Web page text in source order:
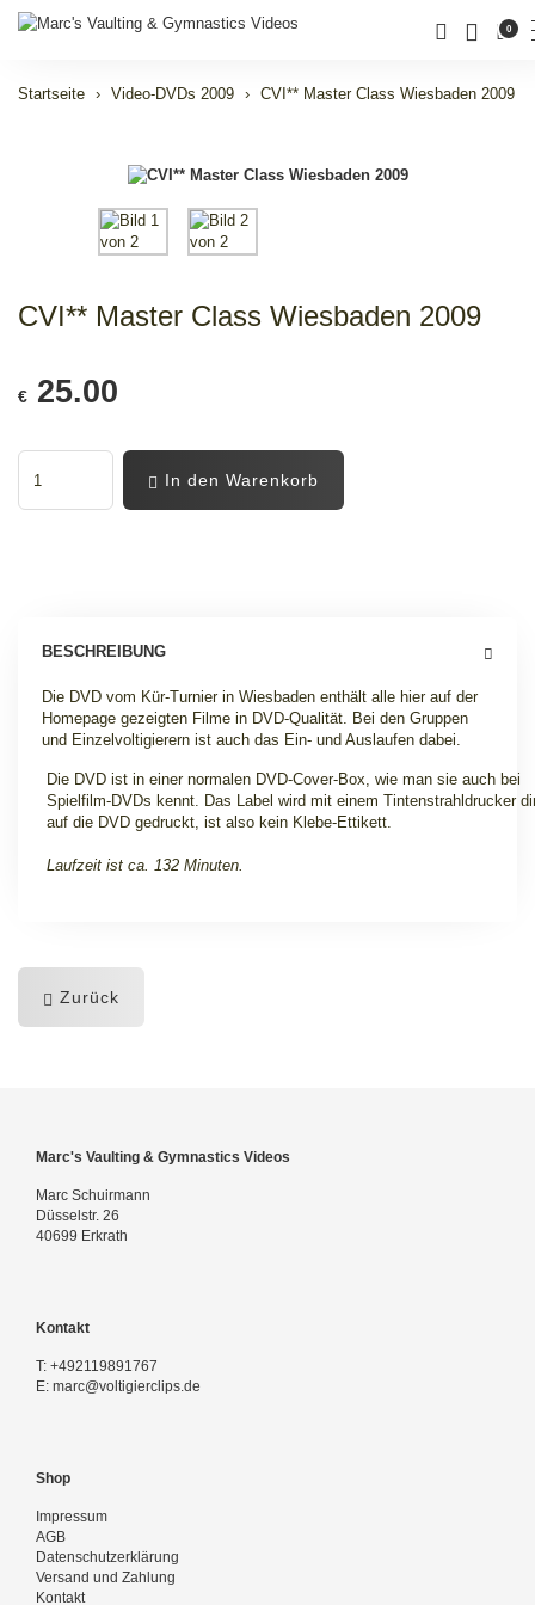
0
Startseite Video-DVDs 2009 CVI** Master Class Wiesbaden 2009
CVI** Master Class Wiesbaden 2009
€ 25.00
In den Warenkorb
BESCHREIBUNG
Die DVD vom Kür-Turnier in Wiesbaden enthält alle hier auf der
Homepage gezeigten Filme in DVD-Qualität. Bei den Gruppen
und Einzelvoltigierern ist auch das Ein- und Auslaufen dabei.
Die DVD ist in einer normalen DVD-Cover-Box, wie man sie auch bei
Spielfilm-DVDs kennt. Das Label wird mit einem Tintenstrahldrucker
auf die DVD gedruckt, ist also kein Klebe-Ettikett.
Laufzeit ist ca. 132 Minuten.
Zurück
Marc's Vaulting & Gymnastics Videos
Marc Schuirmann
Düsselstr. 26
40699 Erkrath
Kontakt
T: +492119891767
E: marc@voltigierclips.de
Shop
Impressum
AGB
Datenschutzerklärung
Versand und Zahlung
Kontakt